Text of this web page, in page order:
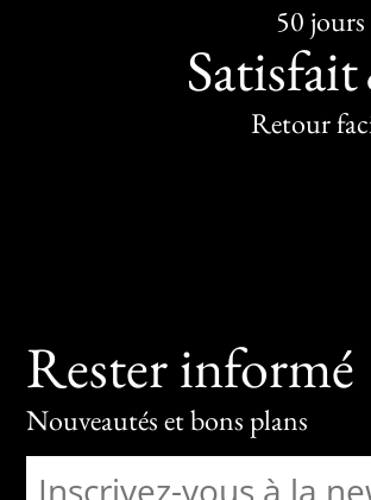
50 jours
Satisfait
Retour
Rester informé
Nouveautés et bons plans